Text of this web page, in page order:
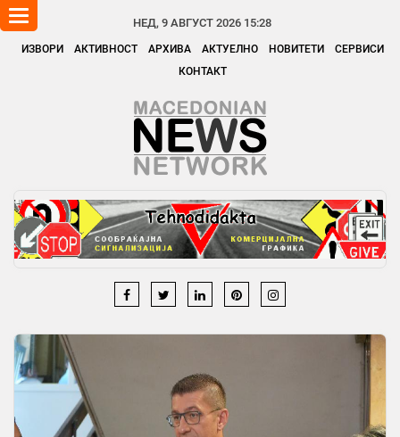
НЕД, 9 АВГУСТ 2026 15:28
ИЗВОРИ АКТИВНОСТ АРХИВА АКТУЕЛНО НОВИТЕТИ
СЕРВИСИ
КОНТАКТ
Toggle
navigation